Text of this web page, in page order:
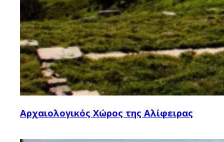
Αρχαιολογικός Χώρος της Αλίφειρας